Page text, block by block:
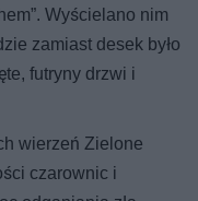
Wyścielano nim
zamiast desek było
futryny drzwi i
wierzeń Zielone
czarownic i